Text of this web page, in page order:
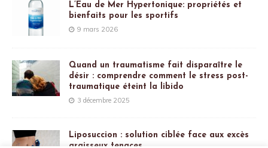
L’Eau de Mer Hypertonique: propriétés et
bienfaits pour les sportifs
9 mars 2026
Quand un traumatisme fait disparaître le
désir : comprendre comment le stress post-
traumatique éteint la libido
3 décembre 2025
Liposuccion : solution ciblée face aux excès
graisseux tenaces